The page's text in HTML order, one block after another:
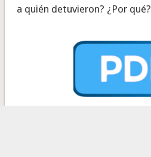
a quién detuvieron? ¿Por qué?